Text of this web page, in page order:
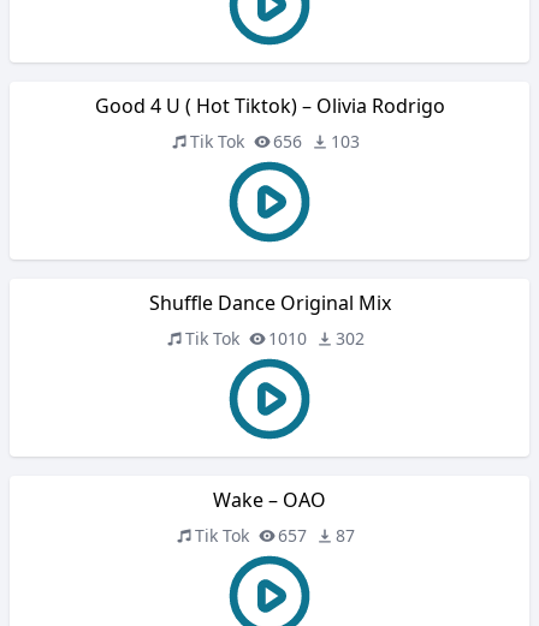
Good 4 U ( Hot Tiktok) – Olivia Rodrigo
Tik Tok 656 103
Shuffle Dance Original Mix
Tik Tok 1010 302
Wake – OAO
Tik Tok 657 87